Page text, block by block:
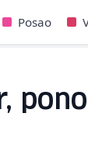
Posao